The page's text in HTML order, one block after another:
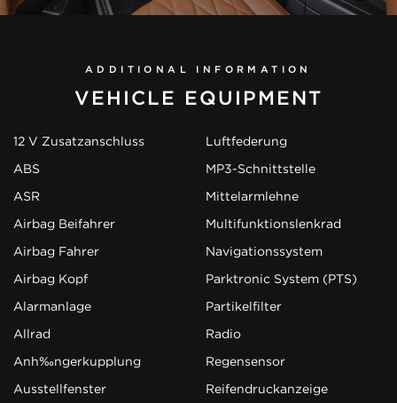
ADDITIONAL INFORMATION
VEHICLE EQUIPMENT
12 V Zusatzanschluss
ABS
ASR
Airbag Beifahrer
Airbag Fahrer
Airbag Kopf
Alarmanlage
Allrad
Anhängerkupplung
Ausstellfenster
Luftfederung
MP3-Schnittstelle
Mittelarmlehne
Multifunktionslenkrad
Navigationssystem
Parktronic System (PTS)
Partikelfilter
Radio
Regensensor
Reifendruckanzeige